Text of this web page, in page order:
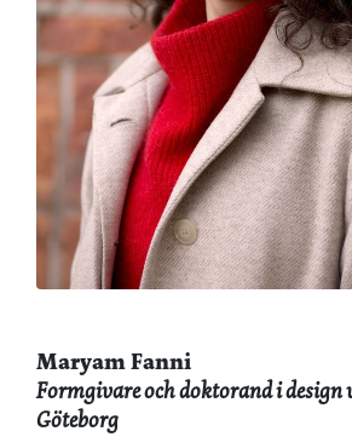
Maryam Fanni
Formgivare och doktorand i
Göteborg